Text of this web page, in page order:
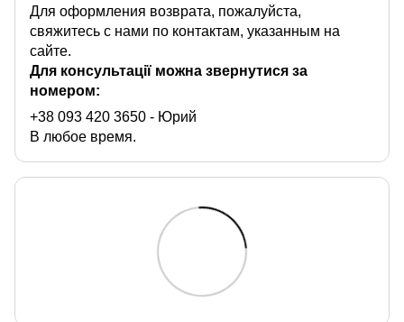
Для оформления возврата, пожалуйста,
свяжитесь с нами по контактам, указанным на
сайте.
Для консультації можна звернутися за
номером:
+38 093 420 3650 - Юрий
В любое время.